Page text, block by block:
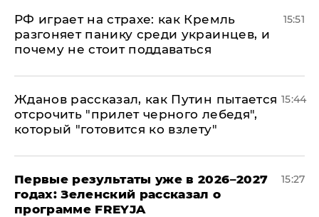
РФ играет на страхе: как Кремль
разгоняет панику среди украинцев, и
почему не стоит поддаваться
15:51
Жданов рассказал, как Путин пытается
отсрочить "прилет черного лебедя",
который "готовится ко взлету"
15:44
Первые результаты уже в 2026–2027
годах: Зеленский рассказал о
программе FREYJA
15:27